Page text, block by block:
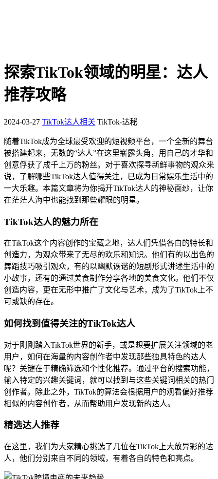
探索TikTok领域的明星：达人
推荐攻略
2024-03-27 TikTok达人相关 TikTok-达秘
随着TikTok成为全球最受欢迎的短视频平台，一个全新的舞台
被搭建起来，无数的“达人”在这里崭露头角，用自己的才华和
创意俘获了成千上万的粉丝。对于喜欢探寻新鲜事物的观众来
说，了解哪些TikTok达人值得关注，已成为日常娱乐生活中的
一大乐趣。本篇文章将为你揭开TikTok达人的神秘面纱，让你
在茫茫人海中也能找到那些耀眼的明星。
TikTok达人的魅力所在
在TikTok这个内容创作的宝藏之地，达人们凭借各自的特长和
创造力，为观众带来了无尽的欢乐和知识。他们有的以出色的
舞蹈技巧吸引观众，有的以幽默诙谐的短剧形式讲述生活中的
小故事，还有的通过美食制作分享各地的美食文化。他们不仅
创造内容，更在无形中推广了文化与艺术，成为了TikTok上不
可或缺的存在。
如何找到值得关注的TikTok达人
对于刚刚踏入TikTok世界的新手，或是想要扩展关注领域的老
用户，如何在海量的内容创作者中发现那些独具特色的达人
呢？关键在于精确筛选和个性化推荐。通过平台的搜索功能，
输入特定的兴趣关键词，就可以找到与这些关键词相关的热门
创作者。除此之外，TikTok的算法会根据用户的观看偏好推荐
相似的内容创作者，从而帮助用户发现新的达人。
精选达人推荐
在这里，我们为大家精心挑选了几位在TikTok上大放异彩的达
人，他们分别来自不同的领域，有着各自的特色和亮点。